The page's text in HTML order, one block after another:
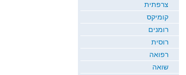
צרפתית
קומיקס
רומנים
רוסית
רפואה
שואה